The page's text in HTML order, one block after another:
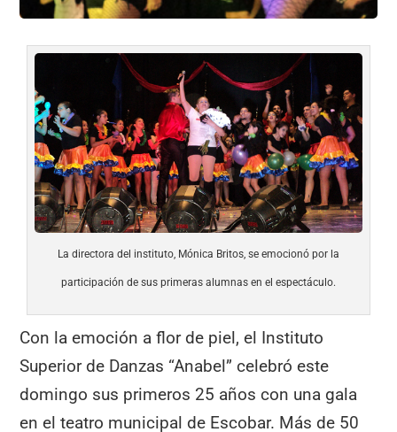
La directora del instituto, Mónica Britos, se emocionó por la
participación de sus primeras alumnas en el espectáculo.
Con la emoción a flor de piel, el Instituto
Superior de Danzas “Anabel” celebró este
domingo sus primeros 25 años con una gala
en el teatro municipal de Escobar. Más de 50